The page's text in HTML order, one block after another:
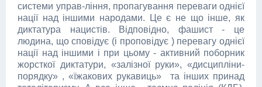
системи управ-ління, пропагування переваги однієї
нації над іншими народами. Це є не що інше, як
диктатура нацистів. Відповідно, фашист - це
людина, що сповідує (і проповідує ) перевагу однієї
нації над іншими і при цьому - активний поборник
жорсткої диктатури, «залізної руки», «дисципліни-
порядку» , «їжакових рукавиць» та інших принад